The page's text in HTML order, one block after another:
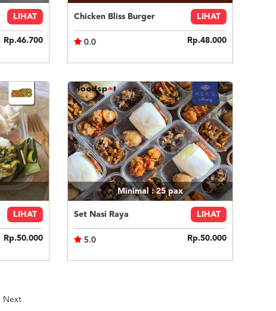
LIHAT
Rp.46.700
Chicken Bliss Burger LIHAT
0.0 Rp.48.000
LIHAT
Rp.50.000
Minimal : 25pax
Set Nasi Raya LIHAT
5.0 Rp.50.000
Next